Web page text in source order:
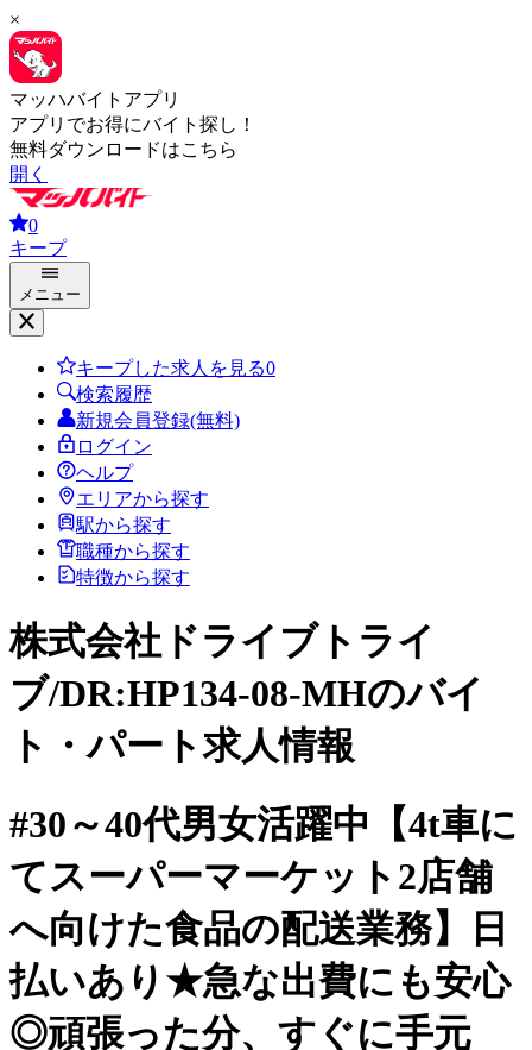
×
マッハバイトアプリ
アプリでお得にバイト探し！
無料ダウンロードはこちら
開く
0
キープ
メニュー
キープした求人を見る0
検索履歴
新規会員登録(無料)
ログイン
ヘルプ
エリアから探す
駅から探す
職種から探す
特徴から探す
株式会社ドライブトライ
ブ/DR:HP134-08-MHのバイ
ト・パート求人情報
#30～40代男女活躍中【4t車に
てスーパーマーケット2店舗
へ向けた食品の配送業務】日
払いあり★急な出費にも安心
◎頑張った分、すぐに手元